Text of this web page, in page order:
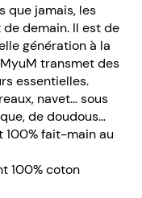
que jamais, les
de demain. Il est de
génération à la
transmet des
essentielles.
navet... sous
de doudous…
100% fait-main au
100% coton